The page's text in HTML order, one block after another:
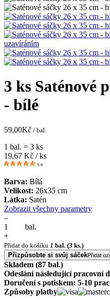
3 ks Saténové
- bílé
59,00Kč / bal.
1 bal. = 3 ks
19,67 Kč / ks
5.0
Barva: Bílá
Velikost: 26x35 cm
Látka: Satén
Zobrazit všechny parametry
–
bal.
+
Přidat do košíku 1 bal. (3 ks.)
Přizpůsobte si svůj sáčekPřidat
Skladem (87 bal.)
Odeslání následující pracovní
Doručení s potiskem: 5-10
Způsoby platby